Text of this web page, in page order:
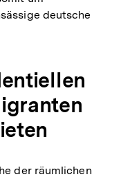
deutsche
der räumlichen